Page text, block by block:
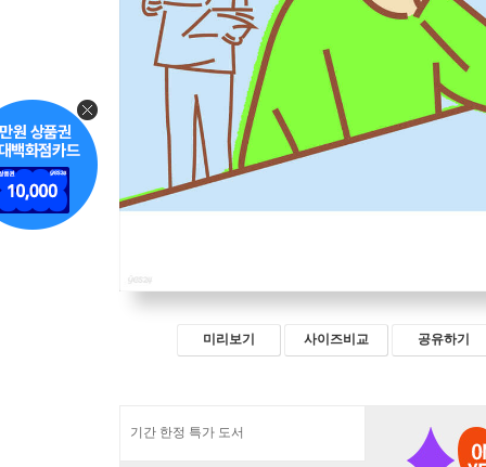
미리보기 사이즈비교 공유하기
기간 한정 특가 도서